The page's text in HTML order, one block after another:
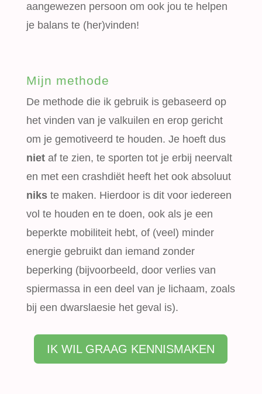
aangewezen persoon om ook jou te helpen
je balans te (her)vinden!
Mijn methode
De methode die ik gebruik is gebaseerd op
het vinden van je valkuilen en erop gericht
om je gemotiveerd te houden. Je hoeft dus
nietaf te zien, te sporten tot je erbij neervalt
en met een crashdiët heeft het ook absoluut
nikste maken. Hierdoor is dit voor iedereen
vol te houden en te doen, ook als je een
beperkte mobiliteit hebt, of (veel) minder
energie gebruikt dan iemand zonder
beperking (bijvoorbeeld, door verlies van
spiermassa in een deel van je lichaam, zoals
bij een dwarslaesie het geval is).
IK WIL GRAAG KENNISMAKEN